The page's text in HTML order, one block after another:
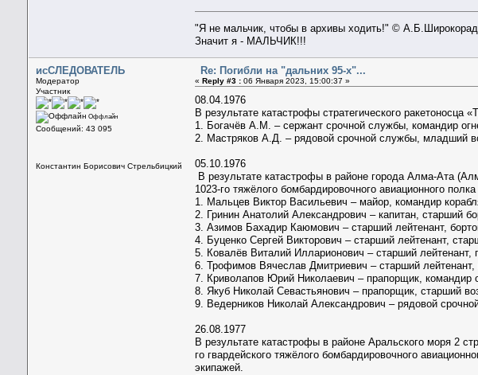
"Я не мальчик, чтобы в архивы ходить!" ©
Значит я - МАЛЬЧИК!!!
исСЛЕДОВАТЕЛЬ
Модератор
Участник
Оффлайн
Сообщений: 43 095
Константин Борисович Стрельбицкий
Re: Погибли на "дальних 95-х"...
«Reply #3 : 06 Января 2023, 15:00:37 »
08.04.1976
В результате катастрофы стратегического
1. Богачёв А.М. – сержант срочной службы, командир
2. Мастряков А.Д. – рядовой срочной службы, младший
05.10.1976
В результате катастрофы в районе города Алма-Ата
1023-го тяжёлого бомбардировочного авиационного
1. Мальцев Виктор Васильевич – майор, командир
2. Гринин Анатолий Александрович – капитан, старший
3. Азимов Бахадир Каюмович – старший лейтенант,
4. Буценко Сергей Викторович – старший лейтенант,
5. Ковалёв Виталий Илларионович – старший лейтенант,
6. Трофимов Вячеслав Дмитриевич – старший
7. Криволапов Юрий Николаевич – прапорщик, командир
8. Якуб Николай Севастьянович – прапорщик, старший
9. Ведерников Николай Александрович – рядовой
26.08.1977
В результате катастрофы в районе Аральского моря 2
го гвардейского тяжёлого бомбардировочного
экипажей.